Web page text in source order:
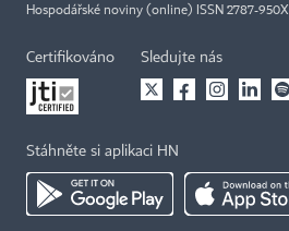
Hospodářské noviny (online) ISSN 2787-950X
Certifikováno Sledujte nás
Stáhněte si aplikaci HN